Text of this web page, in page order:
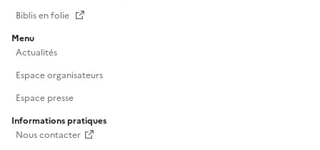
Biblis en folie
Menu
Actualités
Espace organisateurs
Espace presse
Informations pratiques
Nous contacter